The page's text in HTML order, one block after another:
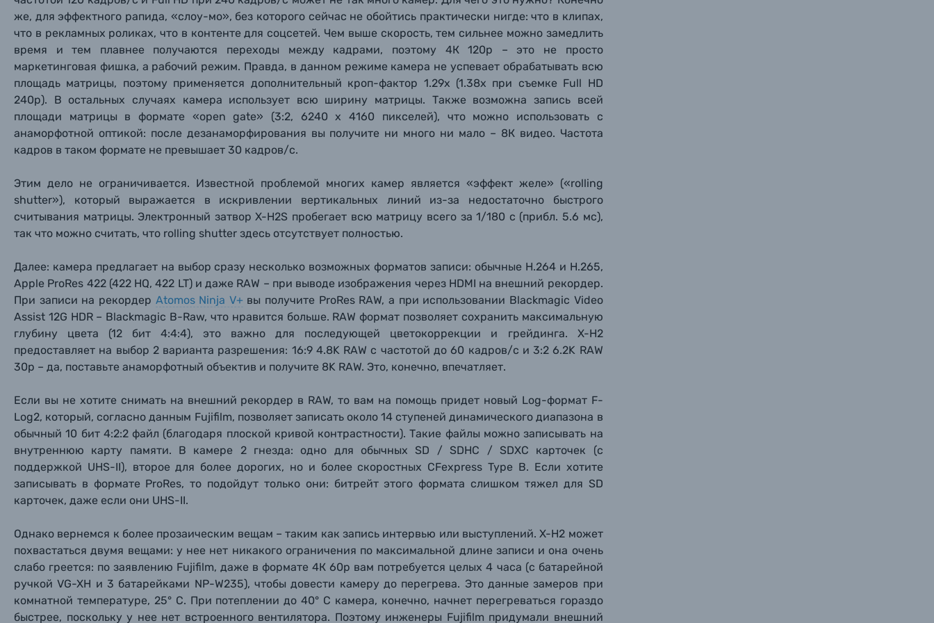
же, для эффектного рапида, «слоу-мо», без которого сейчас не обойтись практически нигде: что в клипах,
что в рекламных роликах, что в контенте для соцсетей. Чем выше скорость, тем сильнее можно замедлить
время и тем плавнее получаются переходы между кадрами, поэтому 4К 120р – это не просто
маркетинговая фишка, а рабочий режим. Правда, в данном режиме камера не успевает обрабатывать всю
площадь матрицы, поэтому применяется дополнительный кроп-фактор 1.29х (1.38х при съемке Full HD
240p). В остальных случаях камера использует всю ширину матрицы. Также возможна запись всей
площади матрицы в формате «open gate» (3:2, 6240 x 4160 пикселей), что можно использовать с
анаморфотной оптикой: после дезанаморфирования вы получите ни много ни мало – 8К видео. Частота
кадров в таком формате не превышает 30 кадров/с.
Этим дело не ограничивается. Известной проблемой многих камер является «эффект желе» («rolling
shutter»), который выражается в искривлении вертикальных линий из-за недостаточно быстрого
считывания матрицы. Электронный затвор X-H2S пробегает всю матрицу всего за 1/180 с (прибл. 5.6 мс),
так что можно считать, что rolling shutter здесь отсутствует полностью.
Далее: камера предлагает на выбор сразу несколько возможных форматов записи: обычные H.264 и H.265,
Apple ProRes 422 (422 HQ, 422 LT) и даже RAW – при выводе изображения через HDMI на внешний рекордер.
При записи на рекордер Atomos Ninja V+ вы получите ProRes RAW, а при использовании Blackmagic Video
Assist 12G HDR – Blackmagic B-Raw, что нравится больше. RAW формат позволяет сохранить максимальную
глубину цвета (12 бит 4:4:4), это важно для последующей цветокоррекции и грейдинга. X-H2
предоставляет на выбор 2 варианта разрешения: 16:9 4.8K RAW с частотой до 60 кадров/с и 3:2 6.2K RAW
30p – да, поставьте анаморфотный объектив и получите 8K RAW. Это, конечно, впечатляет.
Если вы не хотите снимать на внешний рекордер в RAW, то вам на помощь придет новый Log-формат F-
Log2, который, согласно данным Fujifilm, позволяет записать около 14 ступеней динамического диапазона в
обычный 10 бит 4:2:2 файл (благодаря плоской кривой контрастности). Такие файлы можно записывать на
внутреннюю карту памяти. В камере 2 гнезда: одно для обычных SD / SDHC / SDXC карточек (с
поддержкой UHS-II), второе для более дорогих, но и более скоростных CFexpress Type B. Если хотите
записывать в формате ProRes, то подойдут только они: битрейт этого формата слишком тяжел для SD
карточек, даже если они UHS-II.
Однако вернемся к более прозаическим вещам – таким как запись интервью или выступлений. X-H2 может
похвастаться двумя вещами: у нее нет никакого ограничения по максимальной длине записи и она очень
слабо греется: по заявлению Fujifilm, даже в формате 4К 60р вам потребуется целых 4 часа (с батарейной
ручкой VG-XH и 3 батарейками NP-W235), чтобы довести камеру до перегрева. Это данные замеров при
комнатной температуре, 25° С. При потеплении до 40° С камера, конечно, начнет перегреваться гораздо
быстрее, поскольку у нее нет встроенного вентилятора. Поэтому инженеры Fujifilm придумали внешний